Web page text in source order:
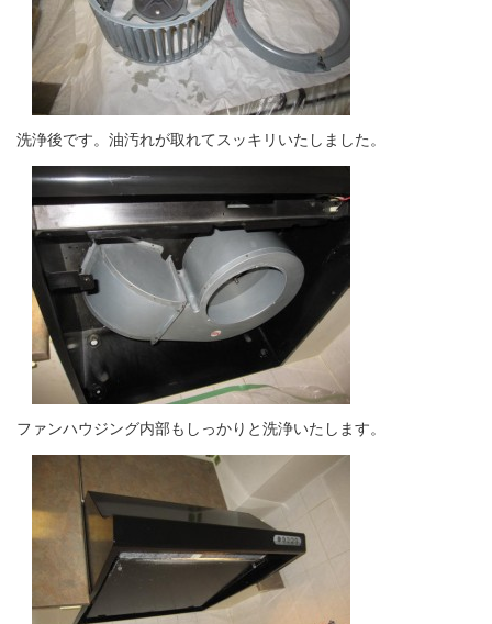
洗浄後です。油汚れが取れてスッキリいたしました。
ファンハウジング内部もしっかりと洗浄いたします。